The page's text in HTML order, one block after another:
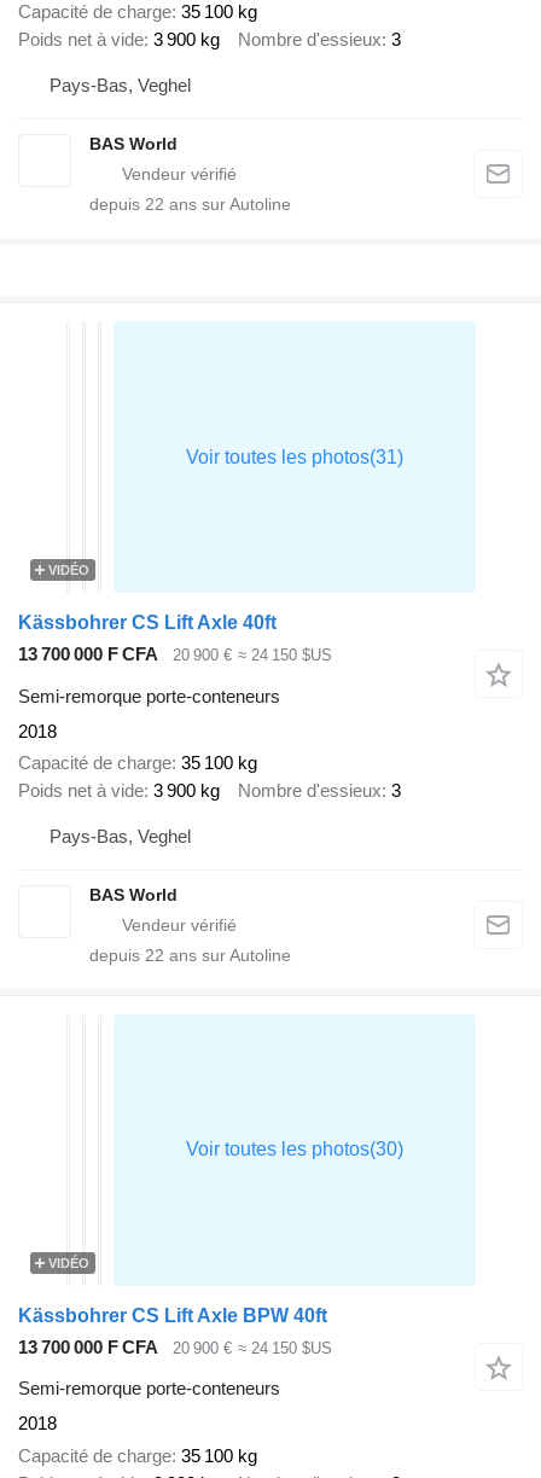
Capacité de charge 35 100 kg
Poids net à vide 3 900 kg Nombre d'essieux 3
Pays-Bas, Veghel
BAS World
depuis 22 ans sur Autoline
VIDÉO
Kässbohrer CS Lift Axle 40ft
13 700 000 F CFA
20 900 € ≈ 24 150 $US
Semi-remorque porte-conteneurs
2018
Capacité de charge 35 100 kg
Poids net à vide 3 900 kg Nombre d'essieux 3
Pays-Bas, Veghel
BAS World
depuis 22 ans sur Autoline
VIDÉO
Kässbohrer CS Lift Axle BPW 40ft
13 700 000 F CFA
20 900 € ≈ 24 150 $US
Semi-remorque porte-conteneurs
2018
Capacité de charge 35 100 kg